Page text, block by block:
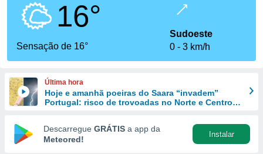
fornecidas
a este
das
e
forma
digital
16°
Sensação de 16°
Sudoeste
0
3 km/h
Última hora
Hoje e amanhã poeiras do Saara “invadem”
Portugal: risco de trovoadas no Norte e Centro
Descarregue GRÁTIS a app da
Meteored!
Instalar